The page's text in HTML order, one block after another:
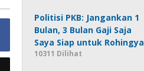
Politisi PKB: Jangankan 1
Bulan, 3 Bulan Gaji Saja
Saya Siap untuk Rohingya
10311 Dilihat